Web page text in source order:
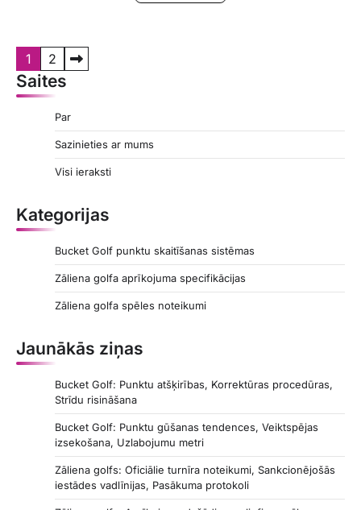
o
a
g
i
1 2
Saites
Par
Sazinieties ar mums
Visi ieraksti
Kategorijas
Bucket Golf punktu skaitīšanas sistēmas
Zāliena golfa aprīkojuma specifikācijas
Zāliena golfa spēles noteikumi
Jaunākās ziņas
Bucket Golf: Punktu atšķirības, Korrektūras procedūras,
Strīdu risināšana
Bucket Golf: Punktu gūšanas tendences, Veiktspējas
izsekošana, Uzlabojumu metri
Zāliena golfs: Oficiālie turnīra noteikumi, Sankcionējošās
iestādes vadlīnijas, Pasākuma protokoli